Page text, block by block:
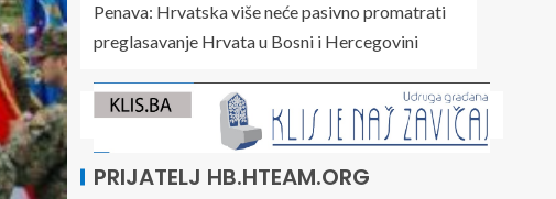
Penava: Hrvatska više neće pasivno promatrati
preglasavanje Hrvata u Bosni i Hercegovini
PRIJATELJ HB.HTEAM.ORG